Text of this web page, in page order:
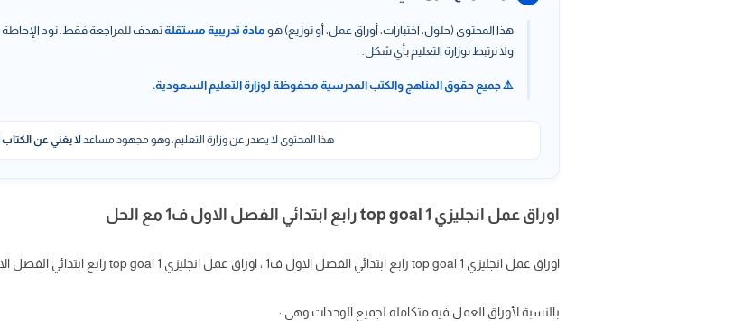
هذا المحتوى (حلول، اختبارات، أوراق عمل، أو توزيع) هو مادة تدريبية مستقلةتهدف للمراجعة فقط. نود الإحاطة
ولا نرتبط بوزارة التعليم بأي شكل.
⚠️ جميع حقوق المناهج والكتب المدرسية محفوظة لوزارة التعليم السعودية.
هذا المحتوى لا يصدر عن وزارة التعليم، وهو مجهود مساعدلا يغني عن
اوراق عمل انجليزي top goal 1 رابع ابتدائي الفصل الاول ف1 مع الحل
اوراق عمل انجليزي top goal 1 رابع ابتدائي الفصل الاول ف1 ، اوراق عمل انجليزي top goal 1 رابع ابتدائي الفصل الاول ف1 مع الحل
بالنسبة لأوراق العمل فيه متكامله لجميع الوحدات وهي :